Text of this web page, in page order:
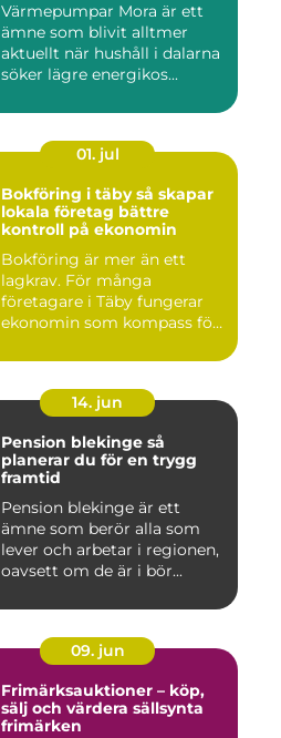
Värmepumpar Mora är ett
ämne som blivit alltmer
aktuellt när hushåll i dalarna
söker lägre energikos...
01. jul
Bokföring i täby så skapar
lokala företag bättre
kontroll på ekonomin
Bokföring är mer än ett
lagkrav. För många
företagare i Täby fungerar
ekonomin som kompass för
14. jun
Pension blekinge så
planerar du för en trygg
framtid
Pension blekinge är ett
ämne som berör alla som
lever och arbetar i regionen,
oavsett om de är i bör...
09. jun
Frimärksauktioner – köp,
sälj och värdera sällsynta
frimärken